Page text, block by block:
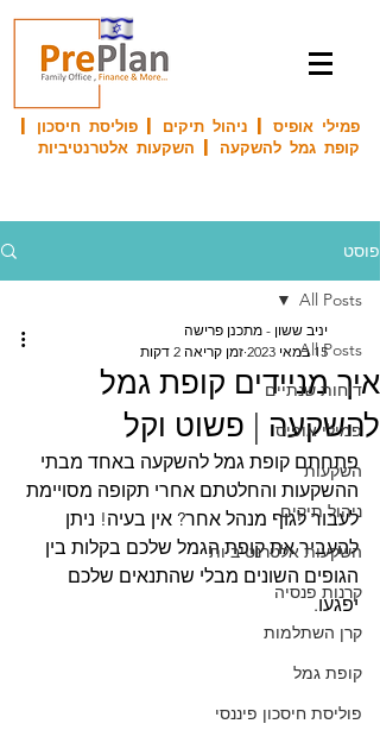
פמילי אופיס | ניהול תיקים | פוליסת חיסכון |
קופת גמל להשקעה | השקעות אלטרנטיביות
פוסט
All Posts
דוחות שנתיים
פמילי אופיס
השקעות
ניהול תיקים
השקעות אלטרנטיביות
קרנות פנסיה
קרן השתלמות
קופת גמל
פוליסת חיסכון פיננסי
All Posts
איך מניידים קופת גמל
להשקעה | פשוט וקל
יניב ששון - מתכנן פרישה
15 במאי 2023
זמן קריאה 2 דקות
פתחתם קופת גמל להשקעה באחד מבתי
ההשקעות והחלטתם אחרי תקופה מסויימת
לעבור לגוף מנהל אחר? אין בעיה! ניתן
להעביר את קופת הגמל שלכם בקלות בין
הגופים השונים מבלי שהתנאים שלכם
יפגעו.